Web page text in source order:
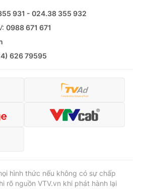
931 - 024.38 355 932
0988 671 671
626 79595
hình thức nếu không có sự chấp
rõ nguồn VTV.vn khi phát hành lại